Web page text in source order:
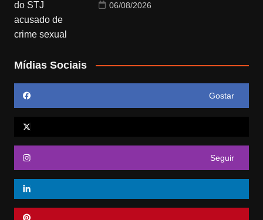
06/08/2026
Mídias Sociais
Gostar
Seguir